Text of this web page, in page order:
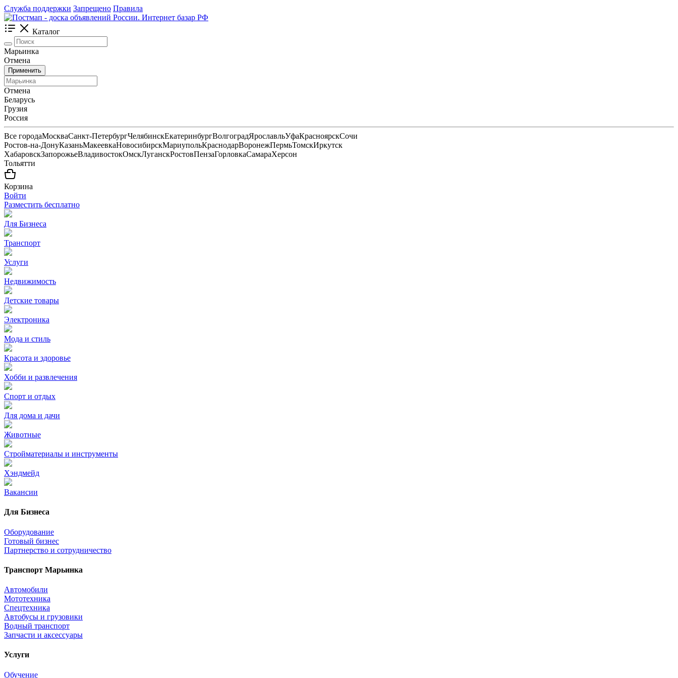
Служба поддержки Запрещено Правила
Каталог
Марьинка
Отмена
Применить
Отмена
Беларусь
Грузия
Россия
Все городаМоскваСанкт-ПетербургЧелябинскЕкатеринбургВолгоградЯрославльУфаКрасноярскСочи
Ростов-на-ДонуКазаньМакеевкаНовосибирскМариупольКраснодарВоронежПермьТомскИркутск
ХабаровскЗапорожьеВладивостокОмскЛуганскРостовПензаГорловкаСамараХерсон
Тольятти
Корзина
Войти
Разместить бесплатно
Для Бизнеса
Транспорт
Услуги
Недвижимость
Детские товары
Электроника
Мода и стиль
Красота и здоровье
Хобби и развлечения
Спорт и отдых
Для дома и дачи
Животные
Стройматериалы и инструменты
Хэндмейд
Вакансии
Для Бизнеса
Оборудование
Готовый бизнес
Партнерство и сотрудничество
Транспорт Марьинка
Автомобили
Мототехника
Спецтехника
Автобусы и грузовики
Водный транспорт
Запчасти и аксессуары
Услуги
Обучение